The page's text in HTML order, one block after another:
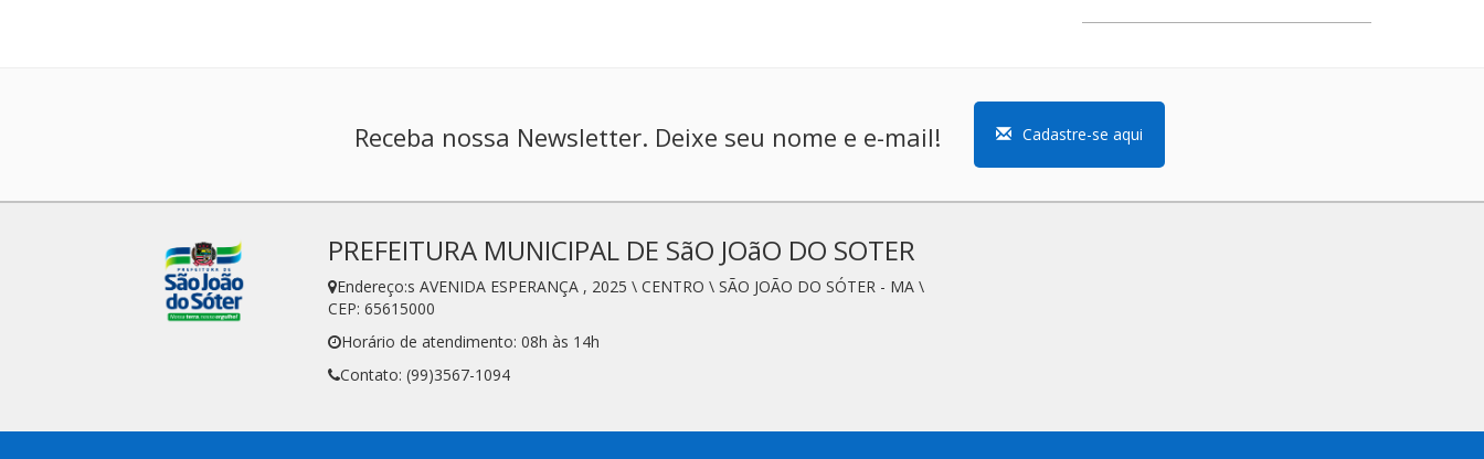
Receba nossa Newsletter. Deixe seu nome e e-mail! Cadastre-se aqui
PREFEITURA MUNICIPAL DE SãO JOãO DO SOTER
Endereço:s AVENIDA ESPERANÇA , 2025 \ CENTRO \ SÃO JOÃO DO SÓTER - MA \
CEP: 65615000
Horário de atendimento: 08h às 14h
Contato: (99)3567-1094